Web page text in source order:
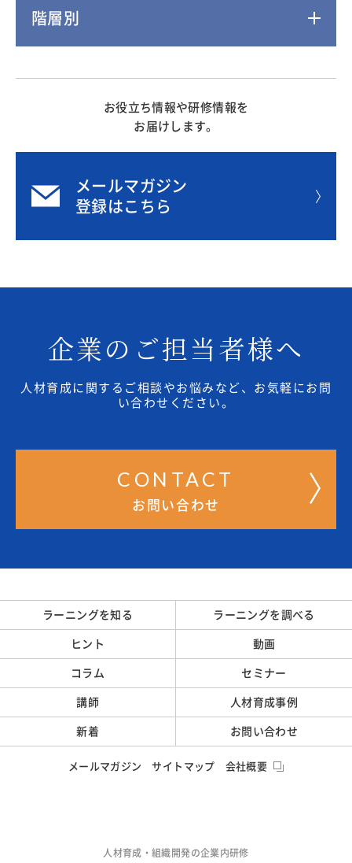
階層別
お役立ち情報や研修情報を
お届けします。
メールマガジン
登録はこちら
企業のご担当者様へ
人材育成に関するご相談やお悩みなど、お気軽にお問
い合わせください。
CONTACT
お問い合わせ
人材育成・組織開発の企業内研修
ラーニングを知る ラーニングを調べる
ヒント 動画
コラム セミナー
講師 人材育成事例
新着 お問い合わせ
メールマガジン サイトマップ 会社概要